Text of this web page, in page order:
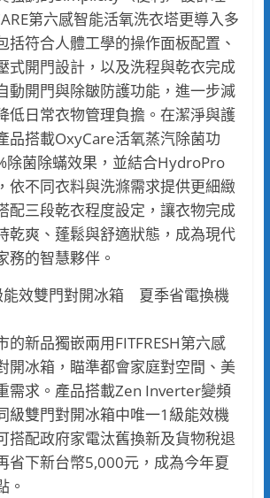
第六感智能活氧洗衣塔更導入多
括符合人體工學的操作面板配置、
式開門設計，以及洗程與乾衣完成
動開門與除皺防護功能，進一步減
低日常衣物管理負擔。在潔淨與護
品搭載OxyCare活氧蒸汽除菌功
除菌除蟎效果，並結合HydroPro
依不同衣料與洗滌需求提供更細緻
配三段乾衣程度設定，讓衣物完成
乾爽、蓬鬆與舒適狀態，成為現代
務的智慧夥伴。
能效雙門對開冰箱 夏季省電換機
的新品獨嵌兩用FITFRESH第六感
開冰箱，瞄準都會家庭對空間、美
需求。產品搭載Zen Inverter變頻
級雙門對開冰箱中唯一1級能效機
搭配政府家電汰舊換新及貨物稅退
省下新台幣5,000元，成為今年夏
。